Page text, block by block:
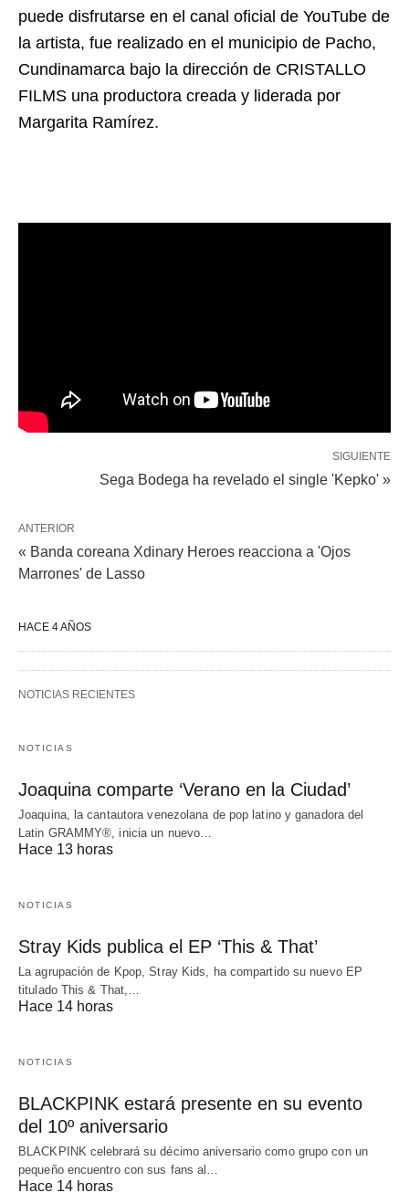
puede disfrutarse en el canal oficial de YouTube de
la artista, fue realizado en el municipio de Pacho,
Cundinamarca bajo la dirección de CRISTALLO
FILMS una productora creada y liderada por
Margarita Ramírez.
SIGUIENTE
Sega Bodega ha revelado el single 'Kepko' »
ANTERIOR
« Banda coreana Xdinary Heroes reacciona a 'Ojos
Marrones' de Lasso
HACE 4 AÑOS
NOTICIAS RECIENTES
NOTICIAS
Joaquina comparte ‘Verano en la Ciudad’
Joaquina, la cantautora venezolana de pop latino y ganadora del
Latin GRAMMY®, inicia un nuevo…
Hace 13 horas
NOTICIAS
Stray Kids publica el EP ‘This & That’
La agrupación de Kpop, Stray Kids, ha compartido su nuevo EP
titulado This & That,…
Hace 14 horas
NOTICIAS
BLACKPINK estará presente en su evento
del 10º aniversario
BLACKPINK celebrará su décimo aniversario como grupo con un
pequeño encuentro con sus fans al…
Hace 14 horas